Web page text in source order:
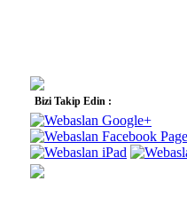
Bizi Takip Edin :